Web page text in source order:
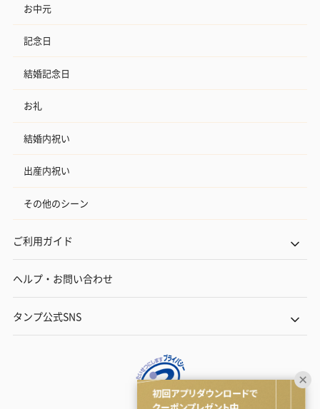
お中元
記念日
結婚記念日
お礼
結婚内祝い
出産内祝い
その他のシーン
ご利用ガイド
ヘルプ・お問い合わせ
タンプ公式SNS